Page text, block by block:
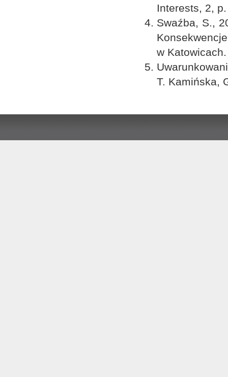
Interests, 2,
Swaźba, S.,
w
T. Kamińska,